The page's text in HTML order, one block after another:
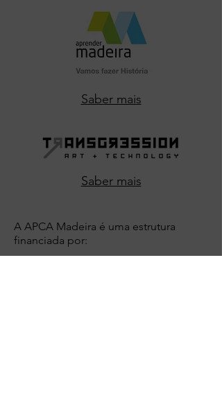
Saber mais
Saber mais
A APCA Madeira é uma estrutura
financiada por: